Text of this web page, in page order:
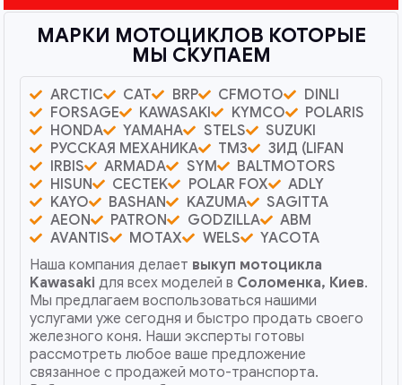
МАРКИ МОТОЦИКЛОВ КОТОРЫЕ
МЫ СКУПАЕМ
ARCTIC CAT BRP CFMOTO
DINLI
FORSAGE
KAWASAKI KYMCO
POLARIS
HONDA
YAMAHA STELS
SUZUKI
РУССКАЯ МЕХАНИКА
ТМЗ
ЗИД (LIFAN
IRBIS
ARMADA SYM
BALTMOTORS
HISUN
CECTEK POLAR FOX
ADLY
KAYO
BASHAN KAZUMA
SAGITTA
AEON
PATRON GODZILLA
ABM
AVANTIS
MOTAX WELS
YACOTA
Наша компания делает выкуп мотоцикла
Kawasaki для всех моделей в Соломенка, Киев.
Мы предлагаем воспользоваться нашими
услугами уже сегодня и быстро продать своего
железного коня. Наши эксперты готовы
рассмотреть любое ваше предложение
связанное с продажей мото-транспорта.